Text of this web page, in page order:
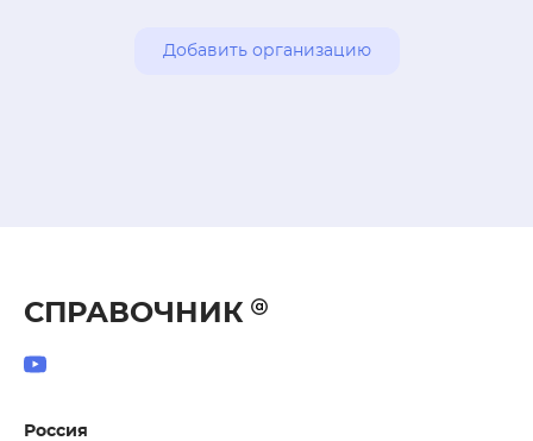
Добавить организацию
СПРАВОЧНИК
Россия